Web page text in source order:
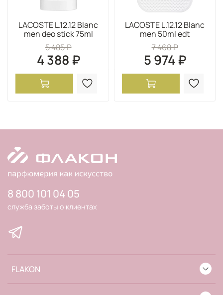
LACOSTE L.12.12 Blanc
men deo stick 75ml
5 485 ₽
4 388 ₽
LACOSTE L.12.12 Blanc
men 50ml edt
7 468 ₽
5 974 ₽
FLAKON
8 800 101 04 05
служба заботы о клиентах